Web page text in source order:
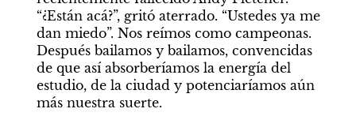
“¿Están acá?”, gritó aterrado. “Ustedes ya me
dan miedo”. Nos reímos como campeonas.
Después bailamos y bailamos, convencidas
de que así absorberíamos la energía del
estudio, de la ciudad y potenciaríamos aún
más nuestra suerte.